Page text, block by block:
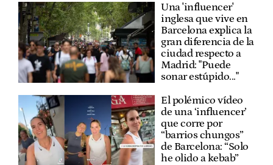
Una 'influencer'
inglesa que vive en
Barcelona explica la
gran diferencia de la
ciudad respecto a
Madrid: "Puede
sonar estúpido..."
El polémico vídeo
de una ‘influencer’
que corre por
“barrios chungos”
de Barcelona: “Solo
he olido a kebab”